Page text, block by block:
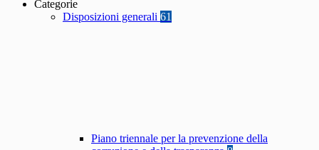
Categorie
Disposizioni generali 61
Piano triennale per la prevenzione della